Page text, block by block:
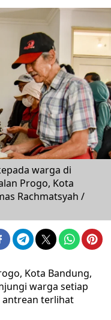
warga di
Progo, Kota
Rachmatsyah /
Kota Bandung,
warga setiap
antrean terlihat